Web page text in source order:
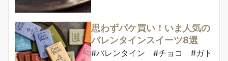
思わずパケ買い！いま人気の
バレンタインスイーツ8選
#バレンタイン #チョコ #ガト